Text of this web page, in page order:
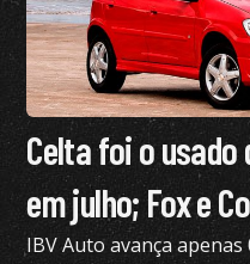
Celta foi o
em julho; Fox e
IBV Auto avança